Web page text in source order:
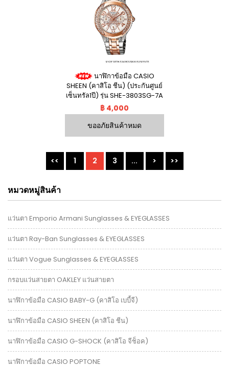
นาฬิกาข้อมือ CASIO
SHEEN (คาสิโอ ชีน) (ประกันศูนย์
เซ็นทรัล1ปี) รุ่น SHE-3803SG-7A
฿ 4,000
ขออภัยสินค้าหมด
<< 1 2 3 ... > >>
หมวดหมู่สินค้า
แว่นตา Emporio Armani Sunglasses & EYEGLASSES
แว่นตา Ray-Ban Sunglasses & EYEGLASSES
แว่นตา Vogue Sunglasses & EYEGLASSES
กรอบแว่นสายตา OAKLEY แว่นสายตา
นาฬิกาข้อมือ CASIO BABY-G (คาสิโอ เบบี้จี)
นาฬิกาข้อมือ CASIO SHEEN (คาสิโอ ชีน)
นาฬิกาข้อมือ CASIO G-SHOCK (คาสิโอ จีช็อค)
นาฬิกาข้อมือ CASIO POPTONE